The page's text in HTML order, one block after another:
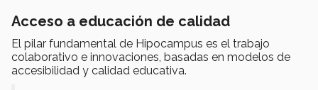
Acceso a educación de calidad
El pilar fundamental de Hipocampus es el trabajo
colaborativo e innovaciones, basadas en modelos de
accesibilidad y calidad educativa.